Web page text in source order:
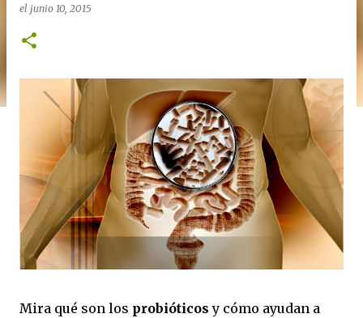
el junio 10, 2015
Mira qué son los probióticos y cómo ayudan a